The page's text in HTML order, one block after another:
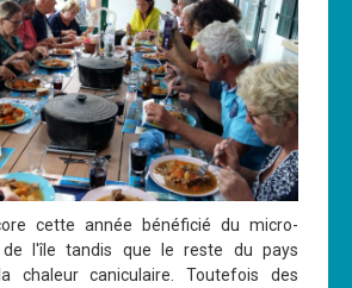
cette année bénéficié du micro-
l'île tandis que le reste du pays
chaleur caniculaire. Toutefois des